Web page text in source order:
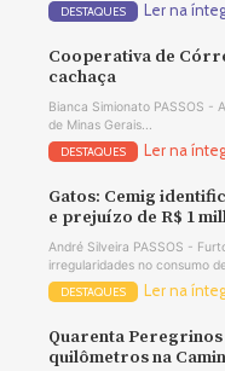
DESTAQUES Ler na
Cooperativa de
cachaça
Bianca Simionato PASSOS -
de Minas Gerais...
DESTAQUES Ler na
Gatos: Cemig
e prejuízo de R$ 1
André Silveira PASSOS -
irregularidades no consumo
DESTAQUES Ler na
Quarenta
quilômetros na